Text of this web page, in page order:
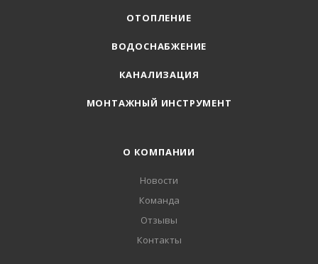
ОТОПЛЕНИЕ
ВОДОСНАБЖЕНИЕ
КАНАЛИЗАЦИЯ
МОНТАЖНЫЙ ИНСТРУМЕНТ
О КОМПАНИИ
Новости
Команда
Отзывы
Контакты